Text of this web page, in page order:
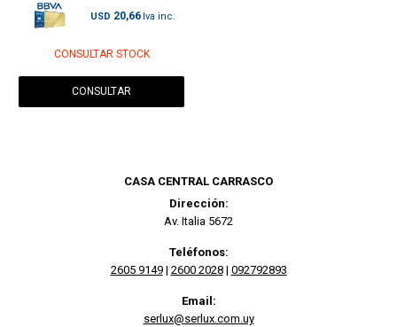
USD 20,66
CONSULTAR STOCK
CONSULTAR
CASA CENTRAL CARRASCO
Dirección:
Av. Italia 5672
Teléfonos:
2605 9149| 2600 2028| 092792893
Email:
serlux@serlux.com.uy